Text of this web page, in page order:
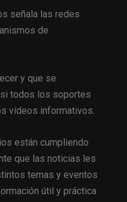
señala las redes
de
y que se
todos los soportes
vídeos informativos.
están cumpliendo
que las noticias les
temas y eventos
útil y práctica